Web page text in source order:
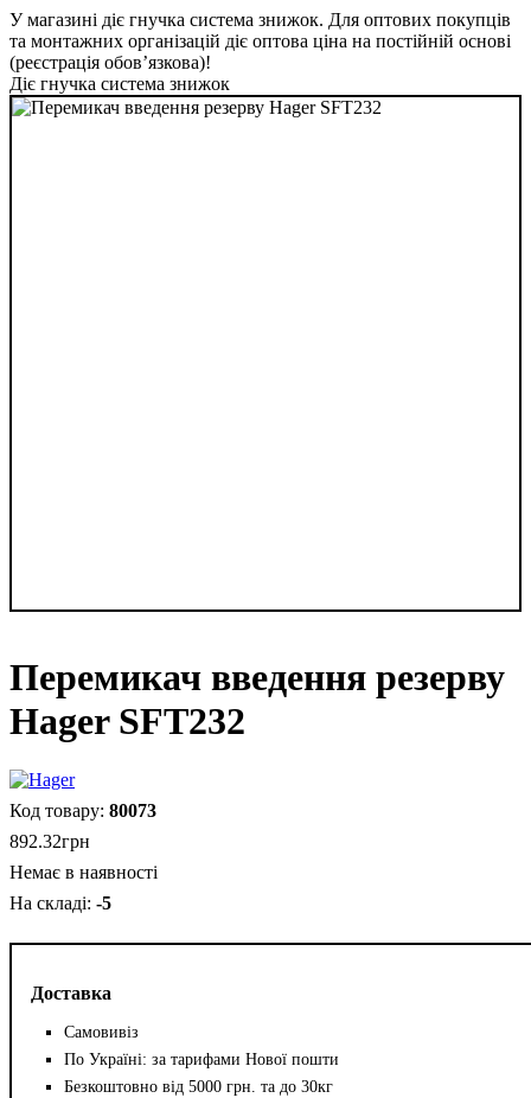
У магазині діє гнучка система знижок. Для оптових покупців
та монтажних організацій діє оптова ціна на постійній основі
(реєстрація обов’язкова)!
Діє гнучка система знижок
Перемикач введення резерву
Hager SFT232
Доставка
Самовивіз
По Україні: за тарифами Нової пошти
Безкоштовно від 5000 грн. та до 30кг
80073
892.32грн
Немає в наявності
-5